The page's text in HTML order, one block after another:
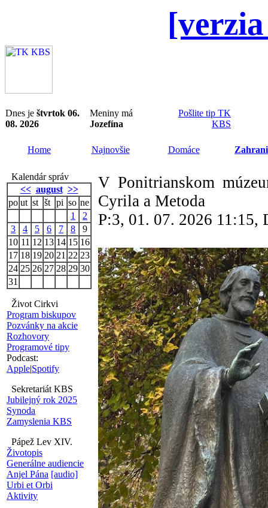
Dnes je štvrtok 06.
08. 2026
Meniny má
Jozefína
Pošlite tip TK
KBS
Home Najnovšie Domáce
Kalendár správ
<< august >>
po ut st št pi so ne
1
2
3
4 5 6 7 8
9
10 11 12 13 14 15 16
17 18 19 20 21 22 23
24 25 26 27 28 29 30
31
Život Cirkvi
Program biskupov
Pozvánky na akcie
Rozhovory
Programové tipy
Podcast:
Apple|Spotify
Sekretariát KBS
Jubilejný rok 2025
Synoda
Zamyslenia KBS
Pápež Lev XIV.
Životopis
Generálne audiencie
Anjel Pána [audio]
Urbi et Orbi
Aktivity
V Ponitrianskom
Cyrila a Metoda
P:3, 01. 07. 2026 11:15,